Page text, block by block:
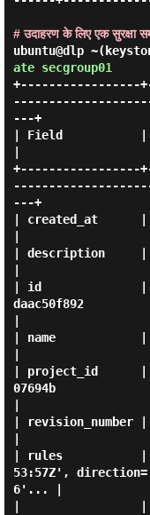
# उदाहरण के लिए एक सुरक्षा
ubuntu@dlp
ate secgroup01
+-----------------
---+
| Field           |
+-----------------
---+
| created_at      |
| description     |
| id              |
daac50f892
| name            |
| project_id      |
07694b
| revision_number |
| rules           |
53:57Z',
6'... |
|                 |